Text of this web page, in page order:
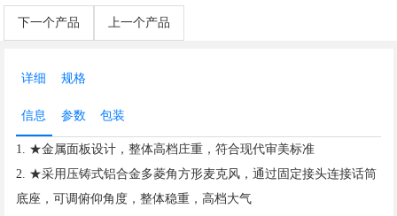
下一个产品 上一个产品
详细
信息
规格
参数 包装
1. ★金属面板设计，整体高档庄重，符合现代审美标准
2. ★采用压铸式铝合金多菱角方形麦克风，通过固定接头连接话筒
底座，可调俯仰角度，整体稳重，高档大气